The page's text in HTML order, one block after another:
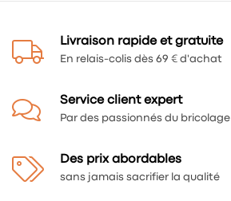
Livraison rapide et gratuite
En relais-colis dès 69 € d'achat
Service client expert
Par des passionnés du bricolage
Des prix abordables
sans jamais sacrifier la qualité